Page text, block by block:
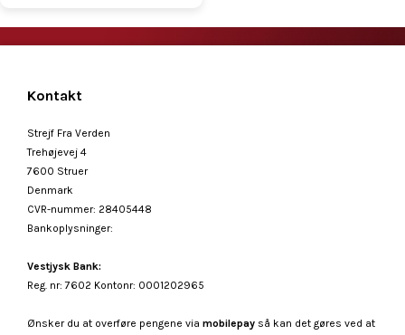
Kontakt
Strejf Fra Verden
Trehøjevej 4
7600 Struer
Denmark
CVR-nummer: 28405448
Bankoplysninger:
Vestjysk Bank:
Reg. nr: 7602 Kontonr: 0001202965
Ønsker du at overføre pengene via mobilepay så kan det gøres ved at